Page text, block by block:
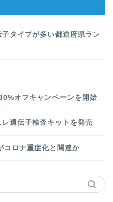
タイプが多い都道府県ラン
オフキャンペーンを開始
遺伝子検査キットを発売
コロナ重症化と関連か